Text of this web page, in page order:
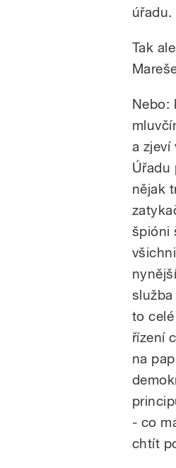
pause
úřadu.
Tak
Nebo:
a zjeví
Úřadu
nějak
špióni
to
řízení
na
- co
chtít